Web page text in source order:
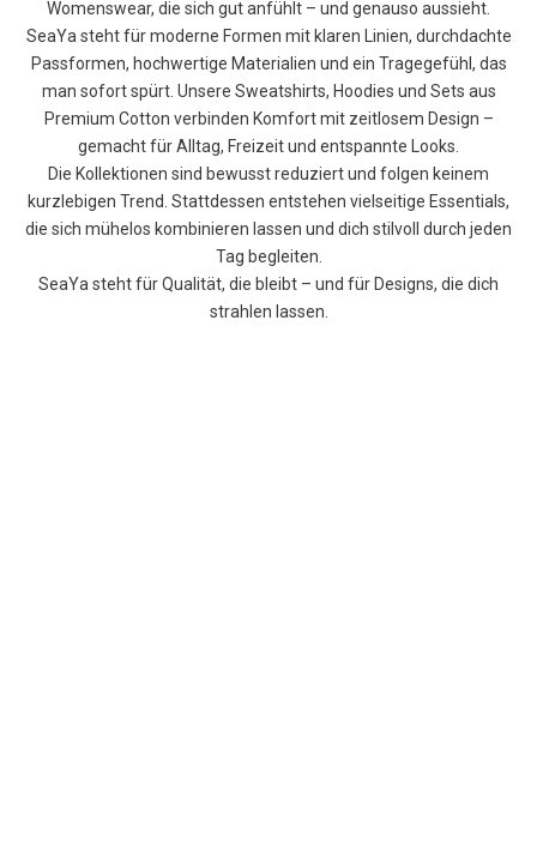
Womenswear, die sich gut anfühlt – und genauso aussieht.
SeaYa steht für moderne Formen mit klaren Linien, durchdachte
Passformen, hochwertige Materialien und ein Tragegefühl, das
man sofort spürt. Unsere Sweatshirts, Hoodies und Sets aus
Premium Cotton verbinden Komfort mit zeitlosem Design –
gemacht für Alltag, Freizeit und entspannte Looks.
Die Kollektionen sind bewusst reduziert und folgen keinem
kurzlebigen Trend. Stattdessen entstehen vielseitige Essentials,
die sich mühelos kombinieren lassen und dich stilvoll durch jeden
Tag begleiten.
SeaYa steht für Qualität, die bleibt – und für Designs, die dich
strahlen lassen.